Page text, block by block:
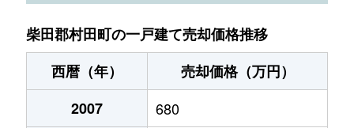
柴田郡村田町の一戸建て売却価格推移
西暦（年）
売却価格（万円）
2007
680